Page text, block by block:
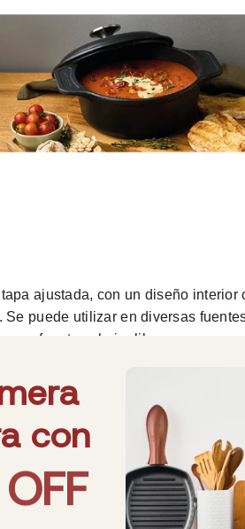
ajustada, con un diseño interior
puede utilizar en diversas
o fogatas al aire libre.
lo que permite una cocción
estofados y asados.